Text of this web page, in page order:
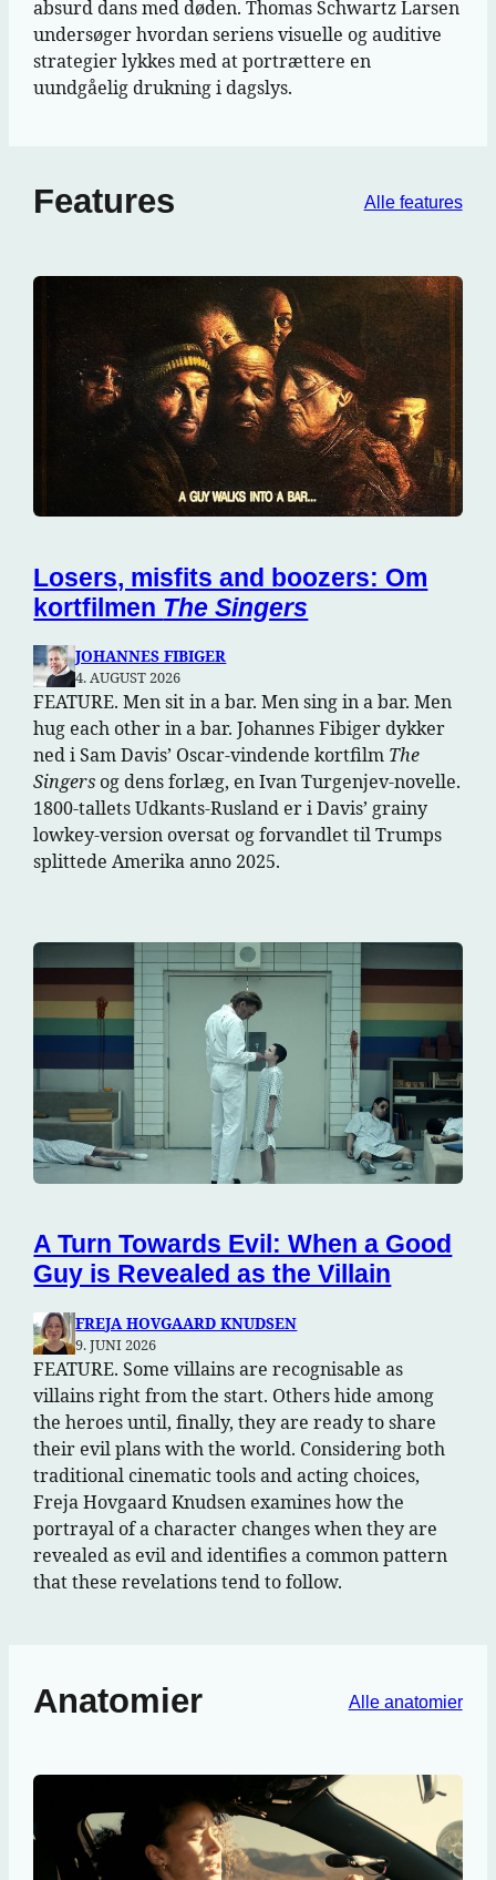
absurd dans med døden. Thomas Schwartz Larsen
undersøger hvordan seriens visuelle og auditive
strategier lykkes med at portrættere en
uundgåelig drukning i dagslys.
Features Alle features
Losers, misfits and boozers: Om
kortfilmen The Singers
JOHANNES FIBIGER
4. AUGUST 2026
FEATURE. Men sit in a bar. Men sing in a bar. Men
hug each other in a bar. Johannes Fibiger dykker
ned i Sam Davis’ Oscar-vindende kortfilm The
Singers og dens forlæg, en Ivan Turgenjev-novelle.
1800-tallets Udkants-Rusland er i Davis’ grainy
lowkey-version oversat og forvandlet til Trumps
splittede Amerika anno 2025.
A Turn Towards Evil: When a Good
Guy is Revealed as the Villain
FREJA HOVGAARD KNUDSEN
9. JUNI 2026
FEATURE. Some villains are recognisable as
villains right from the start. Others hide among
the heroes until, finally, they are ready to share
their evil plans with the world. Considering both
traditional cinematic tools and acting choices,
Freja Hovgaard Knudsen examines how the
portrayal of a character changes when they are
revealed as evil and identifies a common pattern
that these revelations tend to follow.
Anatomier Alle anatomier